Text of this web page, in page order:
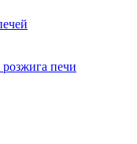
печи